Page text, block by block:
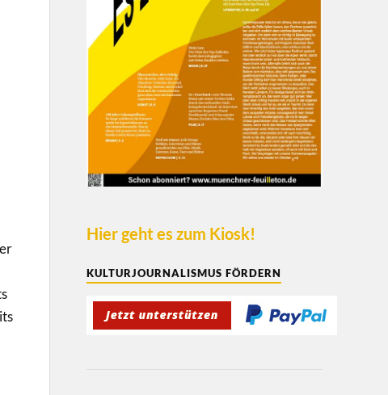
Hier geht es zum Kiosk!
KULTURJOURNALISMUS FÖRDERN